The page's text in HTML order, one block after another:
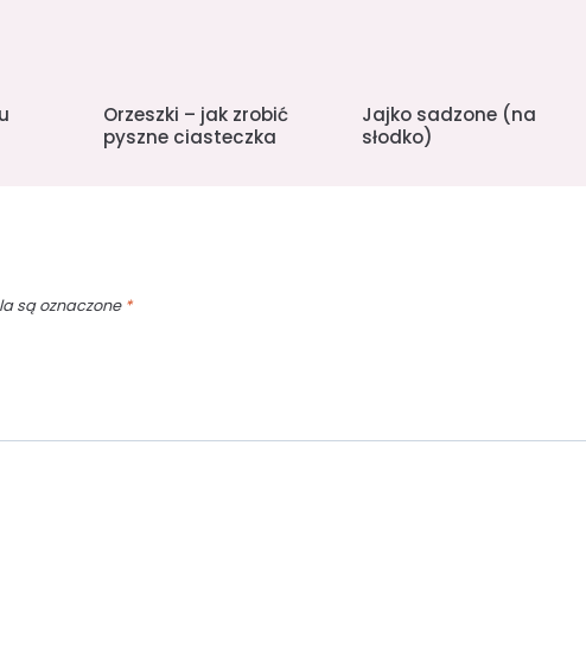
Orzeszki – jak zrobić
pyszne ciasteczka
Jajko sadzone (na
słodko)
są oznaczone *